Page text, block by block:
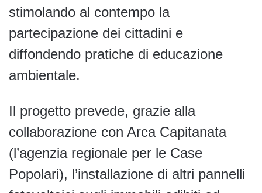
stimolando al contempo la
partecipazione dei cittadini e
diffondendo pratiche di educazione
ambientale.
Il progetto prevede, grazie alla
collaborazione con Arca Capitanata
(l’agenzia regionale per le Case
Popolari), l’installazione di altri pannelli